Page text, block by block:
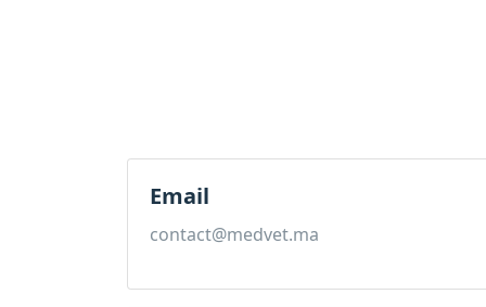
Email
contact@medvet.ma